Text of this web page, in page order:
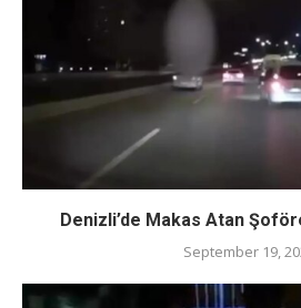
Denizli’de Makas Atan
September 19,